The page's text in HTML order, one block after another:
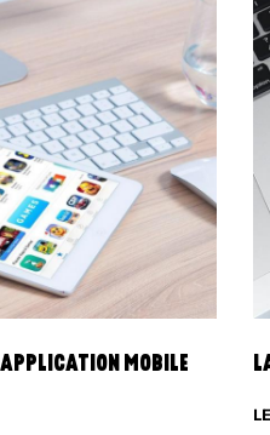
APPLICATION MOBILE